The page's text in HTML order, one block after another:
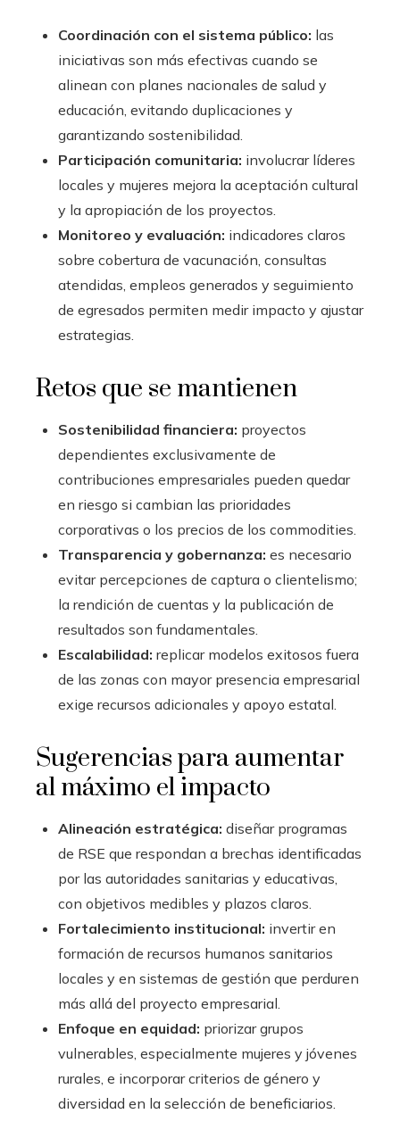
Coordinación con el sistema público: las
iniciativas son más efectivas cuando se
alinean con planes nacionales de salud y
educación, evitando duplicaciones y
garantizando sostenibilidad.
Participación comunitaria: involucrar líderes
locales y mujeres mejora la aceptación cultural
y la apropiación de los proyectos.
Monitoreo y evaluación: indicadores claros
sobre cobertura de vacunación, consultas
atendidas, empleos generados y seguimiento
de egresados permiten medir impacto y ajustar
estrategias.
Retos que se mantienen
Sostenibilidad financiera: proyectos
dependientes exclusivamente de
contribuciones empresariales pueden quedar
en riesgo si cambian las prioridades
corporativas o los precios de los commodities.
Transparencia y gobernanza: es necesario
evitar percepciones de captura o clientelismo;
la rendición de cuentas y la publicación de
resultados son fundamentales.
Escalabilidad: replicar modelos exitosos fuera
de las zonas con mayor presencia empresarial
exige recursos adicionales y apoyo estatal.
Sugerencias para aumentar
al máximo el impacto
Alineación estratégica: diseñar programas
de RSE que respondan a brechas identificadas
por las autoridades sanitarias y educativas,
con objetivos medibles y plazos claros.
Fortalecimiento institucional: invertir en
formación de recursos humanos sanitarios
locales y en sistemas de gestión que perduren
más allá del proyecto empresarial.
Enfoque en equidad: priorizar grupos
vulnerables, especialmente mujeres y jóvenes
rurales, e incorporar criterios de género y
diversidad en la selección de beneficiarios.